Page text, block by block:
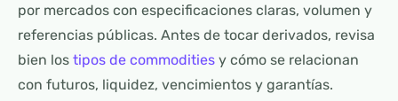
por mercados con especificaciones claras, volumen y
referencias públicas. Antes de tocar derivados, revisa
bien los tipos de commodities y cómo se relacionan
con futuros, liquidez, vencimientos y garantías.